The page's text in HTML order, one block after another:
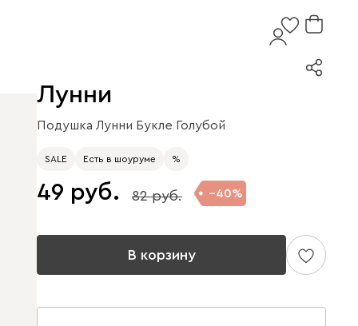
Лунни
Подушка Лунни Букле Голубой
SALE Есть в шоуруме %
49 82 40
В корзину